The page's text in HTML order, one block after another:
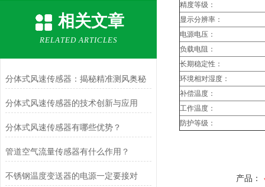
相关文章
RELATED ARTICLES
分体式风速传感器：揭秘精准测风奥秘
分体式风速传感器的技术创新与应用
分体式风速传感器有哪些优势？
管道空气流量传感器有什么作用？
不锈钢温度变送器的电源一定要接对
精度等级：
显示分辨率：
电源电压：
负载电阻：
长期稳定性：
环境相对湿度：
补偿温度：
工作温度：
防护等级：
产品：